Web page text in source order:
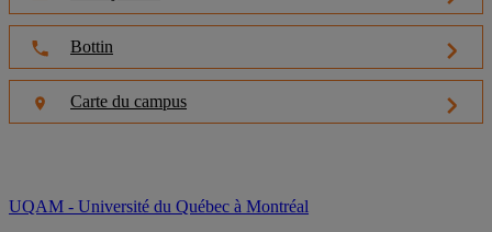
Bottin
Carte du campus
UQAM - Université du Québec à Montréal